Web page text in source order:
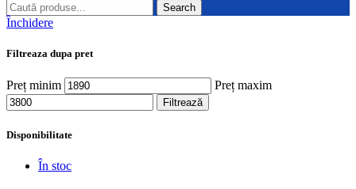
Search
Închidere
Filtreaza dupa pret
Preț minim Preț maxim
Filtrează
Disponibilitate
În stoc